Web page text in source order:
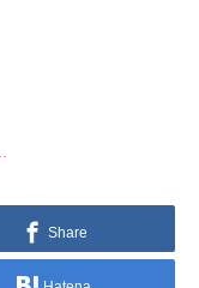
Share